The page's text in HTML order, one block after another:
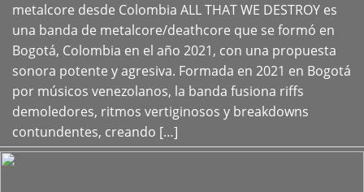
metalcore desde Colombia ALL THAT WE DESTROY es
una banda de metalcore/deathcore que se formó en
Bogotá, Colombia en el año 2021, con una propuesta
sonora potente y agresiva. Formada en 2021 en Bogotá
por músicos venezolanos, la banda fusiona riffs
demoledores, ritmos vertiginosos y breakdowns
contundentes, creando […]
+